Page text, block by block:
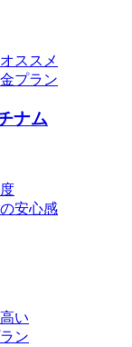
ススメ
プラン
ナム
安心感
い
ン